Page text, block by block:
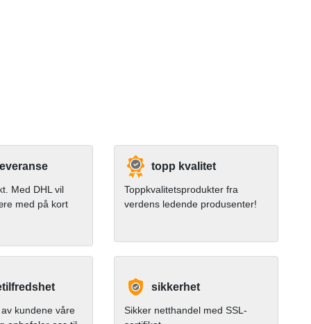
Med DHL vil
med på kort
topp kvalitet
Toppkvalitetsprodukter fra
verdens ledende produsenter!
kundene våre
sikkerhet
Sikker netthandel med SSL-